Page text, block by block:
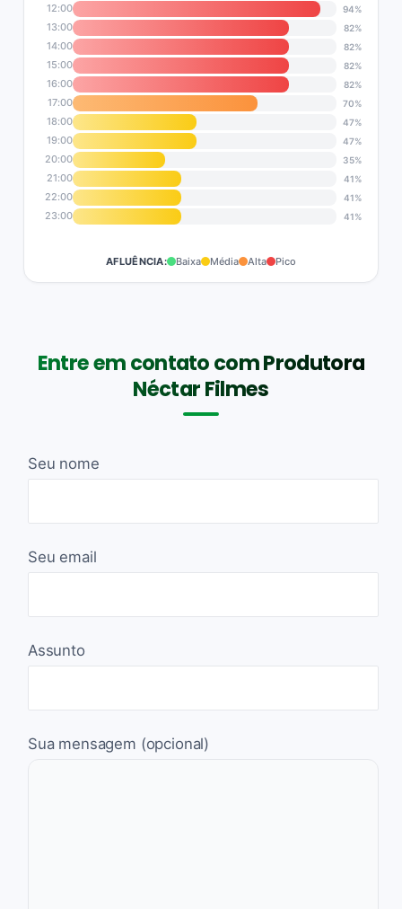
12:00 94%
13:00 82%
14:00 82%
15:00 82%
16:00 82%
17:00 70%
18:00 47%
19:00 47%
20:00 35%
21:00 41%
22:00 41%
23:00 41%
AFLUÊNCIA: Baixa Média Alta Pico
Entre em contato com Produtora
Néctar Filmes
Seu nome
Seu email
Assunto
Sua mensagem (opcional)